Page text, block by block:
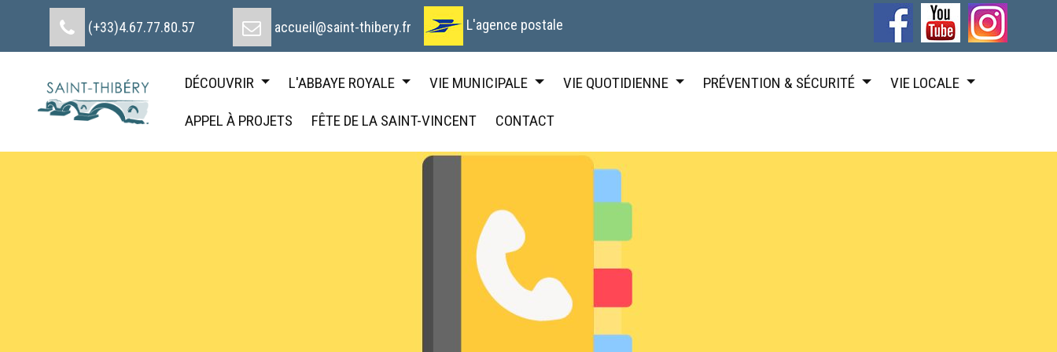
(+33)4.67.77.80.57 accueil@saint-thibery.fr L'agence postale
DÉCOUVRIR L'ABBAYE ROYALE VIE MUNICIPALE VIE QUOTIDIENNE PRÉVENTION & SÉCURITÉ VIE LOCALE
APPEL À PROJETS FÊTE DE LA SAINT-VINCENT CONTACT
Cookies management panel